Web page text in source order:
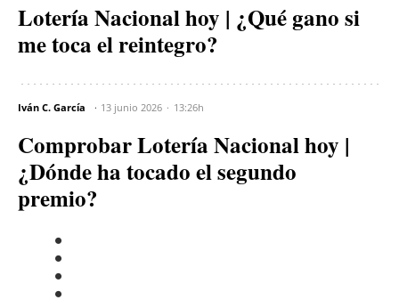
Lotería Nacional hoy | ¿Qué gano si
me toca el reintegro?
Iván C. García 13 junio 2026 13:26h
Comprobar Lotería Nacional hoy |
¿Dónde ha tocado el segundo
premio?